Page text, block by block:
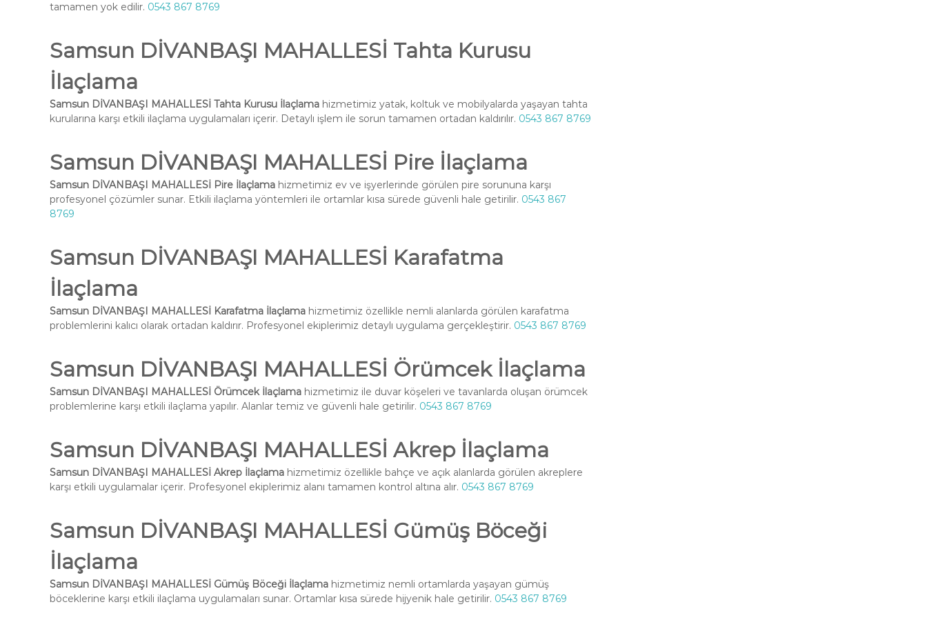
tamamen yok edilir. 0543 867 8769
Samsun DİVANBAŞI MAHALLESİ Tahta Kurusu
İlaçlama
Samsun DİVANBAŞI MAHALLESİ Tahta Kurusu İlaçlama hizmetimiz yatak, koltuk ve mobilyalarda yaşayan tahta
kurularına karşı etkili ilaçlama uygulamaları içerir. Detaylı işlem ile sorun tamamen ortadan kaldırılır. 0543 867 8769
Samsun DİVANBAŞI MAHALLESİ Pire İlaçlama
Samsun DİVANBAŞI MAHALLESİ Pire İlaçlama hizmetimiz ev ve işyerlerinde görülen pire sorununa karşı
profesyonel çözümler sunar. Etkili ilaçlama yöntemleri ile ortamlar kısa sürede güvenli hale getirilir. 0543 867
8769
Samsun DİVANBAŞI MAHALLESİ Karafatma
İlaçlama
Samsun DİVANBAŞI MAHALLESİ Karafatma İlaçlama hizmetimiz özellikle nemli alanlarda görülen karafatma
problemlerini kalıcı olarak ortadan kaldırır. Profesyonel ekiplerimiz detaylı uygulama gerçekleştirir. 0543 867 8769
Samsun DİVANBAŞI MAHALLESİ Örümcek İlaçlama
Samsun DİVANBAŞI MAHALLESİ Örümcek İlaçlama hizmetimiz ile duvar köşeleri ve tavanlarda oluşan örümcek
problemlerine karşı etkili ilaçlama yapılır. Alanlar temiz ve güvenli hale getirilir. 0543 867 8769
Samsun DİVANBAŞI MAHALLESİ Akrep İlaçlama
Samsun DİVANBAŞI MAHALLESİ Akrep İlaçlama hizmetimiz özellikle bahçe ve açık alanlarda görülen akreplere
karşı etkili uygulamalar içerir. Profesyonel ekiplerimiz alanı tamamen kontrol altına alır. 0543 867 8769
Samsun DİVANBAŞI MAHALLESİ Gümüş Böceği
İlaçlama
Samsun DİVANBAŞI MAHALLESİ Gümüş Böceği İlaçlama hizmetimiz nemli ortamlarda yaşayan gümüş
böceklerine karşı etkili ilaçlama uygulamaları sunar. Ortamlar kısa sürede hijyenik hale getirilir. 0543 867 8769